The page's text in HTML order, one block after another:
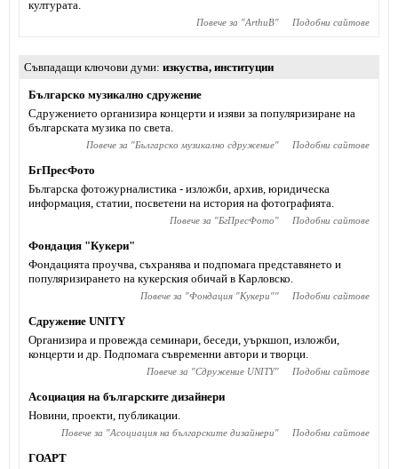
културата.
Повече за "ArthuB" Подобни сайтове
Съвпадащи ключови думи изкуства, институции
Българско музикално сдружение
Сдружението организира концерти и изяви за популяризиране на
българската музика по света.
Повече за "Българско музикално сдружение" Подобни сайтове
БгПресФото
Българска фотожурналистика - изложби, архив, юридическа
информация, статии, посветени на история на фотографията.
Повече за "БгПресФото" Подобни сайтове
Фондация "Кукери"
Фондацията проучва, съхранява и подпомага представянето и
популяризирането на кукерския обичай в Карловско.
Повече за "Фондация "Кукери"" Подобни сайтове
Сдружение UNITY
Организира и провежда семинари, беседи, уъркшоп, изложби,
концерти и др. Подпомага съвременни автори и творци.
Повече за "Сдружение UNITY" Подобни сайтове
Асоциация на българските дизайнери
Новини, проекти, публикации.
Повече за "Асоциация на българските дизайнери" Подобни сайтове
ГОАРТ